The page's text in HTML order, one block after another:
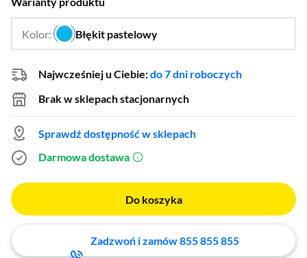
Kolor: Błękit pastelowy
…
Najwcześniej u Ciebie:do 7 dni roboczych
Brak w sklepach stacjonarnych
Sprawdź dostępność w sklepach
Darmowa dostawa (otworzy się w nowym oknie)
Do koszyka
Zadzwoń i zamów 855 855 855